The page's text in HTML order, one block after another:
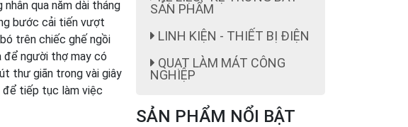
qua năm dài tháng
bước cải tiến vượt
trên chiếc ghế ngồi
người thợ may có
thư giãn trong vài giây
để tiếp tục làm việc
SẢN PHẨM
LINH KIỆN - THIẾT BỊ ĐIỆN
QUẠT LÀM MÁT CÔNG
NGHIỆP
SẢN PHẨM NỔI BẬT
ghế công nhân
Giá:
ghế công nhân giá rẻ
199,000 cái đ